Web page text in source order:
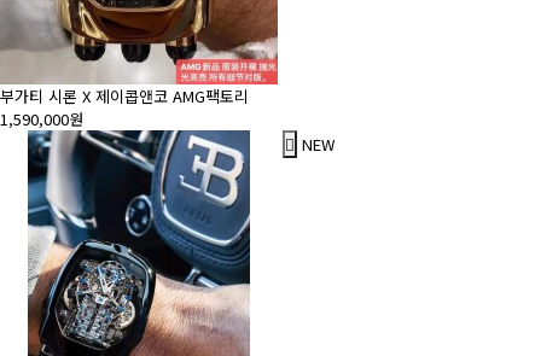
부가티 시론 X 제이콥앤코 AMG팩토리
1,590,000원
NEW